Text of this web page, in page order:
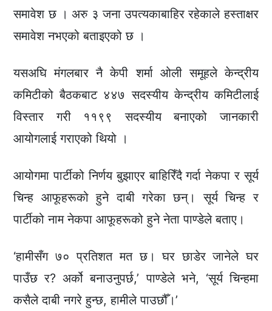
समावेश छ । अरु ३ जना उपत्यकाबाहिर रहेकाले हस्ताक्षर
समावेश नभएको बताइएको छ ।
यसअघि मंगलबार नै केपी शर्मा ओली समूहले केन्द्रीय
कमिटीको बैठकबाट ४४७ सदस्यीय केन्द्रीय कमिटीलाई
विस्तार गरी ११९९ सदस्यीय बनाएको जानकारी
आयोगलाई गराएको थियो ।
आयोगमा पार्टीको निर्णय बुझाएर बाहिरिँदै गर्दा नेकपा र सूर्य
चिन्ह आफूहरूको हुने दाबी गरेका छन्। सूर्य चिन्ह र
पार्टीको नाम नेकपा आफूहरूको हुने नेता पाण्डेले बताए।
‘हामीसँग ७० प्रतिशत मत छ। घर छाडेर जानेले घर
पाउँछ र? अर्को बनाउनुपर्छ,’ पाण्डेले भने, ‘सूर्य चिन्हमा
कसैले दाबी नगरे हुन्छ, हामीले पाउछौँ।’